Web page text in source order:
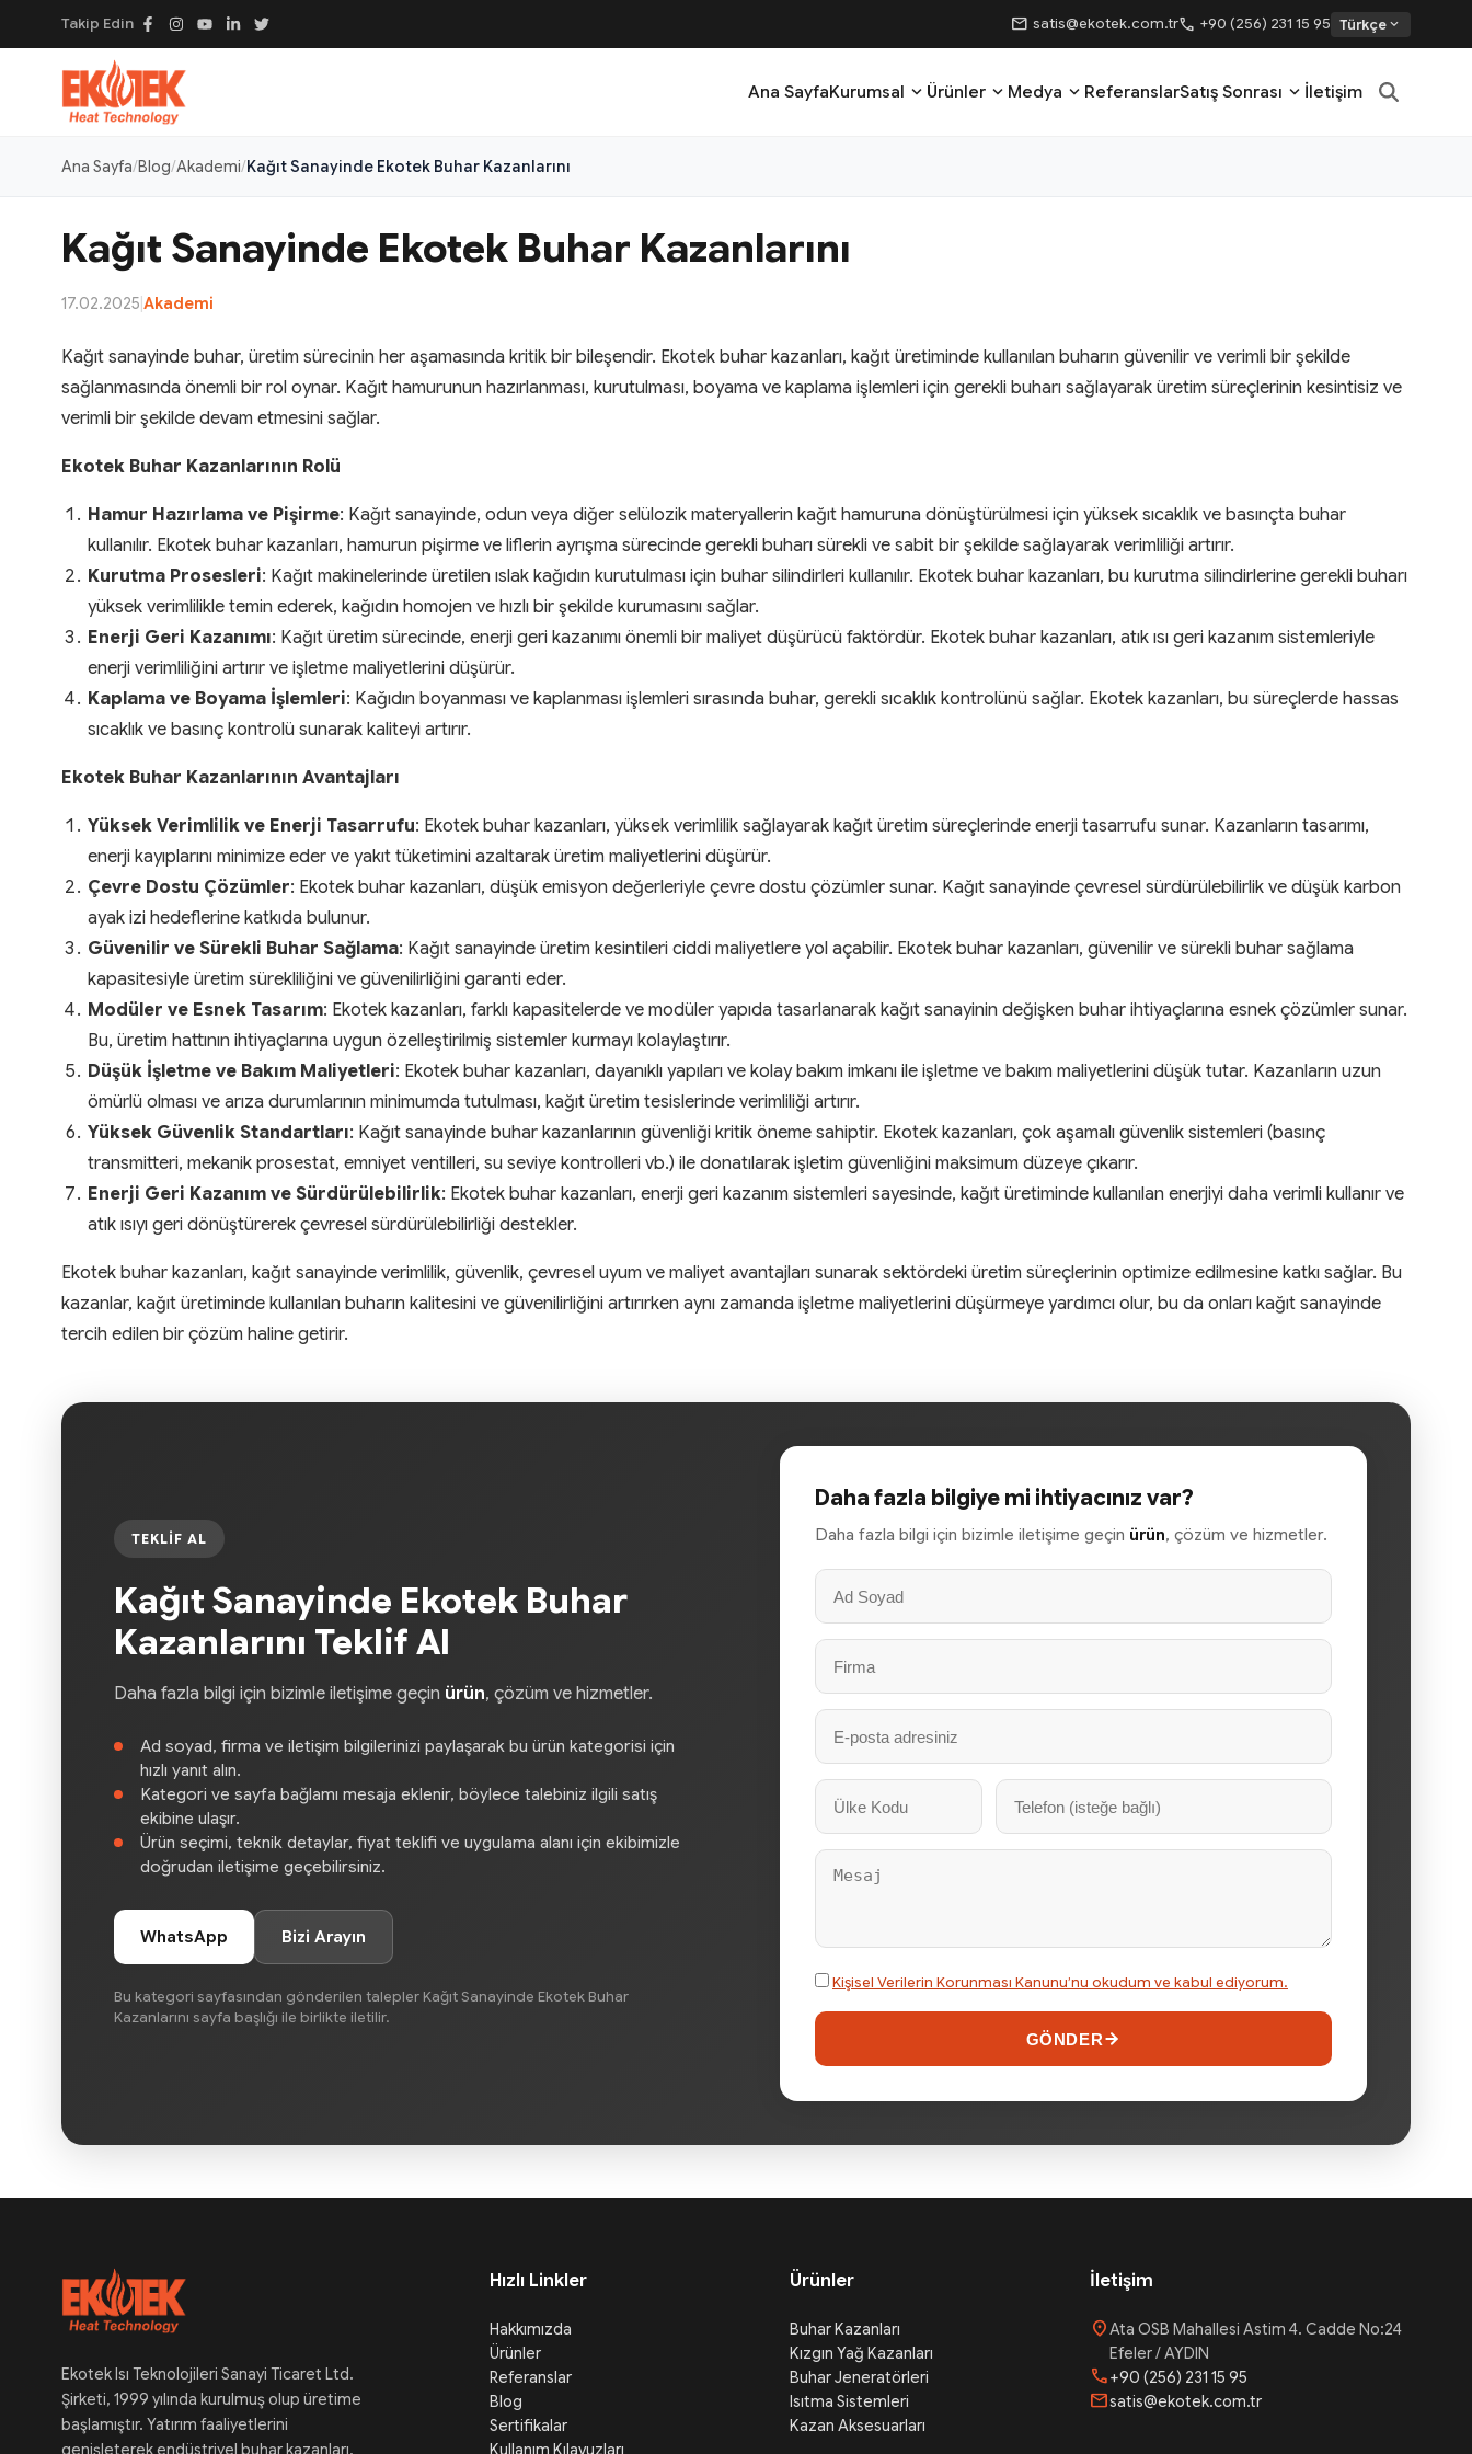
Takip Edin mail satis@ekotek.com.trcall +90 (256) 231 15 95 Türkçe expand_more
Ana SayfaKurumsal expand_more Ürünler expand_more Medya expand_more ReferanslarSatış Sonrası expand_more İletişim
Ana Sayfa Blog Akademi Kağıt Sanayinde Ekotek Buhar Kazanlarını
Kağıt Sanayinde Ekotek Buhar Kazanlarını
17.02.2025 Akademi
Kağıt sanayinde buhar, üretim sürecinin her aşamasında kritik bir bileşendir. Ekotek buhar kazanları, kağıt üretiminde kullanılan buharın güvenilir ve verimli bir şekilde
sağlanmasında önemli bir rol oynar. Kağıt hamurunun hazırlanması, kurutulması, boyama ve kaplama işlemleri için gerekli buharı sağlayarak üretim süreçlerinin kesintisiz ve
verimli bir şekilde devam etmesini sağlar.
Ekotek Buhar Kazanlarının Rolü
Hamur Hazırlama ve Pişirme: Kağıt sanayinde, odun veya diğer selülozik materyallerin kağıt hamuruna dönüştürülmesi için yüksek sıcaklık ve basınçta buhar
kullanılır. Ekotek buhar kazanları, hamurun pişirme ve liflerin ayrışma sürecinde gerekli buharı sürekli ve sabit bir şekilde sağlayarak verimliliği artırır.
Kurutma Prosesleri: Kağıt makinelerinde üretilen ıslak kağıdın kurutulması için buhar silindirleri kullanılır. Ekotek buhar kazanları, bu kurutma silindirlerine gerekli buharı
yüksek verimlilikle temin ederek, kağıdın homojen ve hızlı bir şekilde kurumasını sağlar.
Enerji Geri Kazanımı: Kağıt üretim sürecinde, enerji geri kazanımı önemli bir maliyet düşürücü faktördür. Ekotek buhar kazanları, atık ısı geri kazanım sistemleriyle
enerji verimliliğini artırır ve işletme maliyetlerini düşürür.
Kaplama ve Boyama İşlemleri: Kağıdın boyanması ve kaplanması işlemleri sırasında buhar, gerekli sıcaklık kontrolünü sağlar. Ekotek kazanları, bu süreçlerde hassas
sıcaklık ve basınç kontrolü sunarak kaliteyi artırır.
Ekotek Buhar Kazanlarının Avantajları
Yüksek Verimlilik ve Enerji Tasarrufu: Ekotek buhar kazanları, yüksek verimlilik sağlayarak kağıt üretim süreçlerinde enerji tasarrufu sunar. Kazanların tasarımı,
enerji kayıplarını minimize eder ve yakıt tüketimini azaltarak üretim maliyetlerini düşürür.
Çevre Dostu Çözümler: Ekotek buhar kazanları, düşük emisyon değerleriyle çevre dostu çözümler sunar. Kağıt sanayinde çevresel sürdürülebilirlik ve düşük karbon
ayak izi hedeflerine katkıda bulunur.
Güvenilir ve Sürekli Buhar Sağlama: Kağıt sanayinde üretim kesintileri ciddi maliyetlere yol açabilir. Ekotek buhar kazanları, güvenilir ve sürekli buhar sağlama
kapasitesiyle üretim sürekliliğini ve güvenilirliğini garanti eder.
Modüler ve Esnek Tasarım: Ekotek kazanları, farklı kapasitelerde ve modüler yapıda tasarlanarak kağıt sanayinin değişken buhar ihtiyaçlarına esnek çözümler sunar.
Bu, üretim hattının ihtiyaçlarına uygun özelleştirilmiş sistemler kurmayı kolaylaştırır.
Düşük İşletme ve Bakım Maliyetleri: Ekotek buhar kazanları, dayanıklı yapıları ve kolay bakım imkanı ile işletme ve bakım maliyetlerini düşük tutar. Kazanların uzun
ömürlü olması ve arıza durumlarının minimumda tutulması, kağıt üretim tesislerinde verimliliği artırır.
Yüksek Güvenlik Standartları: Kağıt sanayinde buhar kazanlarının güvenliği kritik öneme sahiptir. Ekotek kazanları, çok aşamalı güvenlik sistemleri (basınç
transmitteri, mekanik prosestat, emniyet ventilleri, su seviye kontrolleri vb.) ile donatılarak işletim güvenliğini maksimum düzeye çıkarır.
Enerji Geri Kazanım ve Sürdürülebilirlik: Ekotek buhar kazanları, enerji geri kazanım sistemleri sayesinde, kağıt üretiminde kullanılan enerjiyi daha verimli kullanır ve
atık ısıyı geri dönüştürerek çevresel sürdürülebilirliği destekler.
Ekotek buhar kazanları, kağıt sanayinde verimlilik, güvenlik, çevresel uyum ve maliyet avantajları sunarak sektördeki üretim süreçlerinin optimize edilmesine katkı sağlar. Bu
kazanlar, kağıt üretiminde kullanılan buharın kalitesini ve güvenilirliğini artırırken aynı zamanda işletme maliyetlerini düşürmeye yardımcı olur, bu da onları kağıt sanayinde
tercih edilen bir çözüm haline getirir.
TEKLIF AL
Kağıt Sanayinde Ekotek Buhar
Kazanlarını Teklif Al
Daha fazla bilgi için bizimle iletişime geçin ürün, çözüm ve hizmetler.
Ad soyad, firma ve iletişim bilgilerinizi paylaşarak bu ürün kategorisi için
hızlı yanıt alın.
Kategori ve sayfa bağlamı mesaja eklenir, böylece talebiniz ilgili satış
ekibine ulaşır.
Ürün seçimi, teknik detaylar, fiyat teklifi ve uygulama alanı için ekibimizle
doğrudan iletişime geçebilirsiniz.
WhatsApp Bizi Arayın
Bu kategori sayfasından gönderilen talepler Kağıt Sanayinde Ekotek Buhar
Kazanlarını sayfa başlığı ile birlikte iletilir.
Daha fazla bilgiye mi ihtiyacınız var?
Daha fazla bilgi için bizimle iletişime geçin ürün, çözüm ve hizmetler.
Kişisel Verilerin Korunması Kanunu’nu okudum ve kabul ediyorum.
GÖNDER
Ekotek Isı Teknolojileri Sanayi Ticaret Ltd.
Şirketi, 1999 yılında kurulmuş olup üretime
başlamıştır. Yatırım faaliyetlerini
genişleterek endüstriyel buhar kazanları,
Hızlı Linkler
Hakkımızda
Ürünler
Referanslar
Blog
Sertifikalar
Kullanım Kılavuzları
Ürünler
Buhar Kazanları
Kızgın Yağ Kazanları
Buhar Jeneratörleri
Isıtma Sistemleri
Kazan Aksesuarları
İletişim
location_onAta OSB Mahallesi Astim 4. Cadde No:24
Efeler / AYDIN
phone+90 (256) 231 15 95
mailsatis@ekotek.com.tr